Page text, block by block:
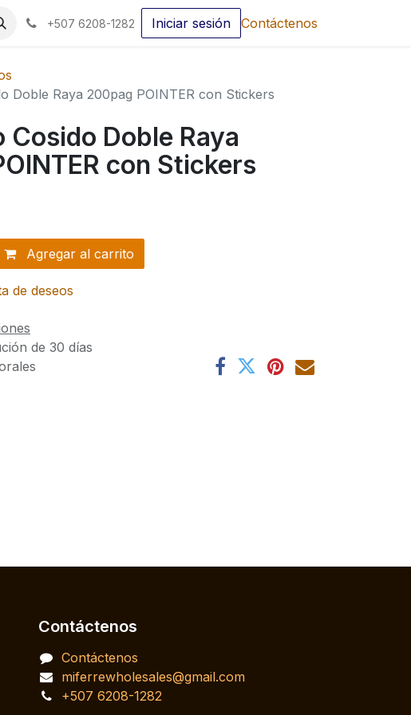
+507 6208-1282 Iniciar sesión Contáctenos
Doble Raya 200pag POINTER con Stickers
Cosido Doble Raya
con Stickers
Agregar al carrito
de deseos
de 30 días
Contáctenos
Contáctenos
miferrewholesales@gmail.com
+507 6208-1282